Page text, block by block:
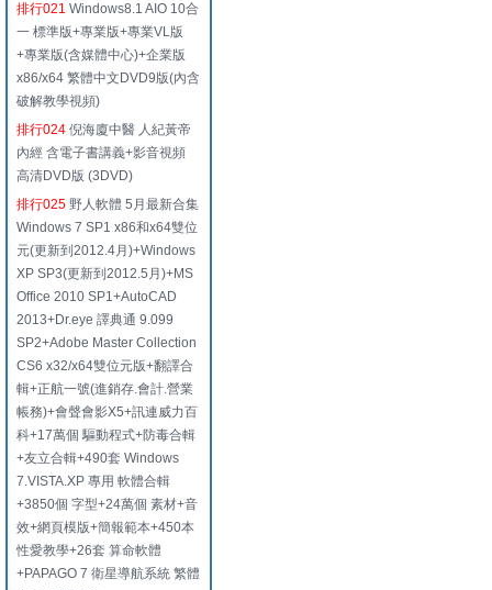
排行021 Windows8.1 AIO 10合
一 標準版+專業版+專業VL版
+專業版(含媒體中心)+企業版
x86/x64 繁體中文DVD9版(內含
破解教學視頻)
排行024 倪海廈中醫 人紀黃帝
內經 含電子書講義+影音視頻
高清DVD版 (3DVD)
排行025 野人軟體 5月最新合集
Windows 7 SP1 x86和x64雙位
元(更新到2012.4月)+Windows
XP SP3(更新到2012.5月)+MS
Office 2010 SP1+AutoCAD
2013+Dr.eye 譯典通 9.099
SP2+Adobe Master Collection
CS6 x32/x64雙位元版+翻譯合
輯+正航一號(進銷存.會計.營業
帳務)+會聲會影X5+訊連威力百
科+17萬個 驅動程式+防毒合輯
+友立合輯+490套 Windows
7.VISTA.XP 專用 軟體合輯
+3850個 字型+24萬個 素材+音
效+網頁模版+簡報範本+450本
性愛教學+26套 算命軟體
+PAPAGO 7 衛星導航系統 繁體